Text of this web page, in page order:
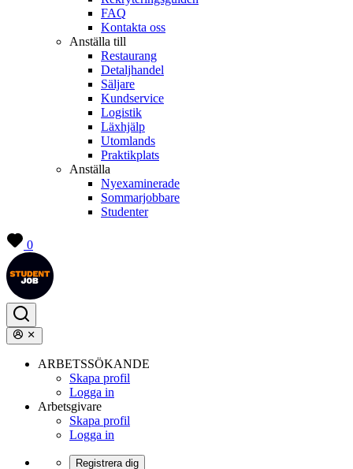
FAQ
Kontakta oss
Anställa till
Restaurang
Detaljhandel
Säljare
Kundservice
Logistik
Läxhjälp
Utomlands
Praktikplats
Anställa
Nyexaminerade
Sommarjobbare
Studenter
0
ARBETSSÖKANDE
Skapa profil
Logga in
Arbetsgivare
Skapa profil
Logga in
Registrera dig